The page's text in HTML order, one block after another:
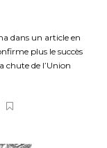
dans un article en
plus le succès
chute de l’Union